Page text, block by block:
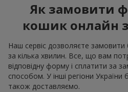
Як замовити
кошик онлайн
Наш сервіс дозволяєте замовити
за кілька хвилин. Все, що вам
відповідну форму і сплатити за
способом. У інші регіони України
також доставляємо.